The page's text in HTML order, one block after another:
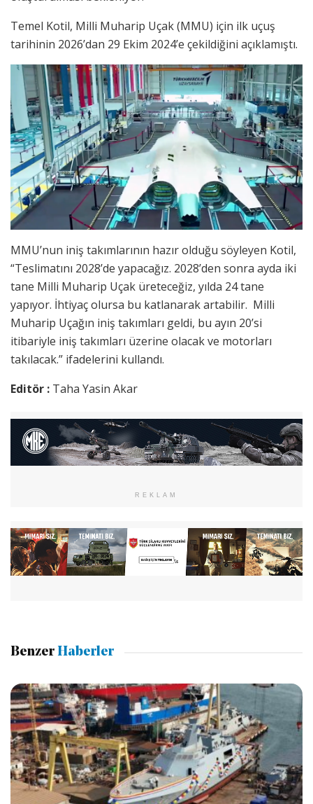
Temel Kotil, Milli Muharip Uçak (MMU) için ilk uçuş
tarihinin 2026’dan 29 Ekim 2024’e çekildiğini açıklamıştı.
MMU’nun iniş takımlarının hazır olduğu söyleyen Kotil,
“Teslimatını 2028’de yapacağız. 2028’den sonra ayda iki
tane Milli Muharip Uçak üreteceğiz, yılda 24 tane
yapıyor. İhtiyaç olursa bu katlanarak artabilir. Milli
Muharip Uçağın iniş takımları geldi, bu ayın 20’si
itibariyle iniş takımları üzerine olacak ve motorları
takılacak.” ifadelerini kullandı.
Editör : Taha Yasin Akar
REKLAM
Benzer Haberler